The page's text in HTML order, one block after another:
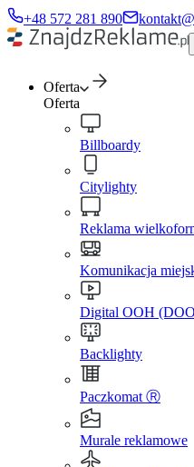
+48 572 281 890
Oferta
Oferta
Billboardy
Citylighty
Reklama
Komunikacja
Digital OOH
Backlighty
Paczkomat Ⓡ
Murale reklamowe